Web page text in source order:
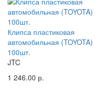
Клипса пластиковая
автомобильная (TOYOTA)
100шт.
JTC
1 246.00 р.